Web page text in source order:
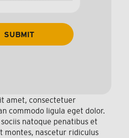
amet, consectetuer
commodo ligula eget dolor.
natoque penatibus et
montes, nascetur ridiculus